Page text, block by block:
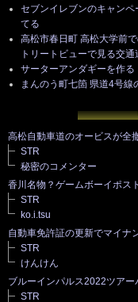
セブンイレブンのキャン
てる
高松市春日町 高松大学前
トリートビューで見る交
サーターアンダギーを作る
まんのう町七箇 県道4号線
高松自動車道のオービスが全
STR
秘密のコメンター
香川名物？ゲームボーイポス
STR
ko.i.tsu
自動車免許証の更新でマイナ
STR
けんけん
ブルーインパルス2022ツアー
STR